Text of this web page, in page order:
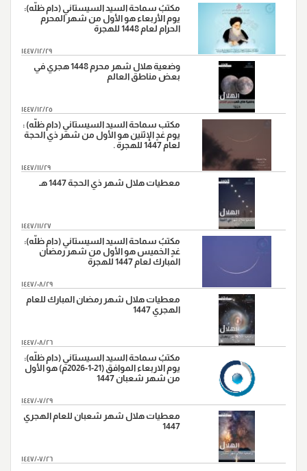
20
"ورود السبايا من آل بيت النبي (ص) أرض كربلاء ، سنة
(61هـ)."
28 "وفاة النبي الاكرم(ص)،سنة (11هـ)"
مكتبُ سماحة السيد السيستاني (دام ظلّه):
يوم الأربعاء هو الأول من شهر المحرم
الحرام لعام 1448 للهجرة
١٤٤٧/١٢/٢٩
وضعية هلال شهر محرم 1448 هجري في
بعض مناطق العالم
١٤٤٧/١٢/٢٥
مكتب سماحة السيد السيستاني (دام ظلّه) :
يوم غدٍ الإثنين هو الأول من شهر ذي الحجة
لعام 1447 للهجرة .
١٤٤٧/١١/٢٩
معطيات هلال شهر ذي الحجة 1447 هـ
١٤٤٧/١١/٢٧
مكتبُ سماحة السيد السيستاني (دام ظلّه):
غدٍ الخميس هو الأول من شهر رمضان
المبارك لعام 1447 للهجرة
١٤٤٧/٠٨/٢٩
معطيات هلال شهر رمضان المبارك للعام
الهجري 1447
١٤٤٧/٠٨/٢٦
مكتبُ سماحة السيد السيستاني (دام ظلّه):
يوم الاربعاء الموافق (21-1-2026م) هو الأول
من شهر شعبان 1447
١٤٤٧/٠٧/٢٩
معطيات هلال شهر شعبان للعام الهجري
1447
١٤٤٧/٠٧/٢٦